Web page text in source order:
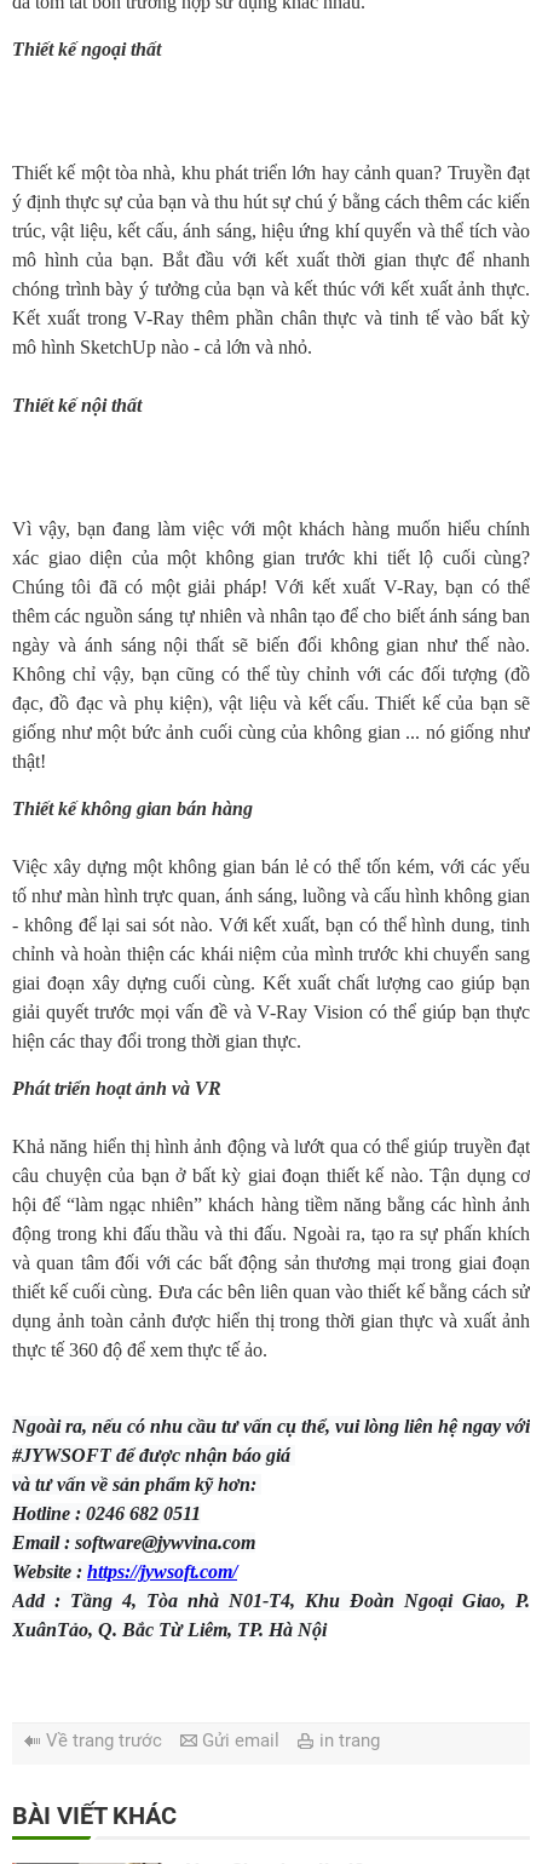
Thiết kế ngoại thất
Thiết kế một tòa nhà, khu phát triển lớn hay cảnh quan? Truyền đạt
ý định thực sự của bạn và thu hút sự chú ý bằng cách thêm các kiến
​​trúc, vật liệu, kết cấu, ánh sáng, hiệu ứng khí quyển và thể tích vào
mô hình của bạn. Bắt đầu với kết xuất thời gian thực để nhanh
chóng trình bày ý tưởng của bạn và kết thúc với kết xuất ảnh thực.
Kết xuất trong V-Ray thêm phần chân thực và tinh tế vào bất kỳ
mô hình SketchUp nào - cả lớn và nhỏ.
Thiết kế nội thất
Vì vậy, bạn đang làm việc với một khách hàng muốn hiểu chính
xác giao diện của một không gian trước khi tiết lộ cuối cùng?
Chúng tôi đã có một giải pháp! Với kết xuất V-Ray, bạn có thể
thêm các nguồn sáng tự nhiên và nhân tạo để cho biết ánh sáng ban
ngày và ánh sáng nội thất sẽ biến đổi không gian như thế nào.
Không chỉ vậy, bạn cũng có thể tùy chỉnh với các đối tượng (đồ
đạc, đồ đạc và phụ kiện), vật liệu và kết cấu. Thiết kế của bạn sẽ
giống như một bức ảnh cuối cùng của không gian ... nó giống như
thật!
Thiết kế không gian bán hàng
Việc xây dựng một không gian bán lẻ có thể tốn kém, với các yếu
tố như màn hình trực quan, ánh sáng, luồng và cấu hình không gian
- không để lại sai sót nào. Với kết xuất, bạn có thể hình dung, tinh
chỉnh và hoàn thiện các khái niệm của mình trước khi chuyển sang
giai đoạn xây dựng cuối cùng. Kết xuất chất lượng cao giúp bạn
giải quyết trước mọi vấn đề và V-Ray Vision có thể giúp bạn thực
hiện các thay đổi trong thời gian thực.
Phát triển hoạt ảnh và VR
Khả năng hiển thị hình ảnh động và lướt qua có thể giúp truyền đạt
câu chuyện của bạn ở bất kỳ giai đoạn thiết kế nào. Tận dụng cơ
hội để “làm ngạc nhiên” khách hàng tiềm năng bằng các hình ảnh
động trong khi đấu thầu và thi đấu. Ngoài ra, tạo ra sự phấn khích
và quan tâm đối với các bất động sản thương mại trong giai đoạn
thiết kế cuối cùng. Đưa các bên liên quan vào thiết kế bằng cách sử
dụng ảnh toàn cảnh được hiển thị trong thời gian thực và xuất ảnh
thực tế 360 độ để xem thực tế ảo.
Ngoài ra, nếu có nhu cầu tư vấn cụ thể, vui lòng liên hệ ngay với
#JYWSOFT để được nhận báo giá
và tư vấn về sản phẩm kỹ hơn:
Hotline : 0246 682 0511
Email : software@jywvina.com
Website : https://jywsoft.com/
Add : Tầng 4, Tòa nhà N01-T4, Khu Đoàn Ngoại Giao, P.
XuânTảo, Q. Bắc Từ Liêm, TP. Hà Nội
Về trang trước Gửi email in trang
BÀI VIẾT KHÁC